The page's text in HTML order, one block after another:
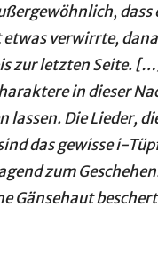
dass
verwirrte,
zur letzten Seite.
in dieser
lassen. Die Lieder,
das gewisse i-
zum
Gänsehaut